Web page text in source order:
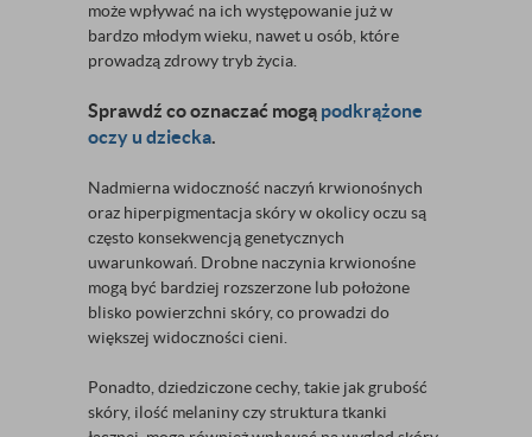
może wpływać na ich występowanie już w
bardzo młodym wieku, nawet u osób, które
prowadzą zdrowy tryb życia.
Sprawdź co oznaczać mogą podkrążone
oczy u dziecka.
Nadmierna widoczność naczyń krwionośnych
oraz hiperpigmentacja skóry w okolicy oczu są
często konsekwencją genetycznych
uwarunkowań. Drobne naczynia krwionośne
mogą być bardziej rozszerzone lub położone
blisko powierzchni skóry, co prowadzi do
większej widoczności cieni.
Ponadto, dziedziczone cechy, takie jak grubość
skóry, ilość melaniny czy struktura tkanki